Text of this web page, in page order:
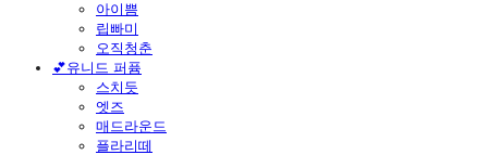
아이쁨
립빠미
오직청춘
💕유니드 퍼퓸
스치듯
엣즈
매드라운드
플라리떼